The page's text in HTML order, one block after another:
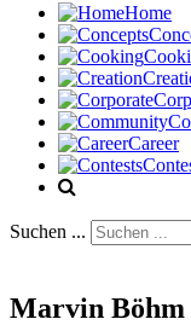
Home
Career
Suchen ...
Marvin Böhm